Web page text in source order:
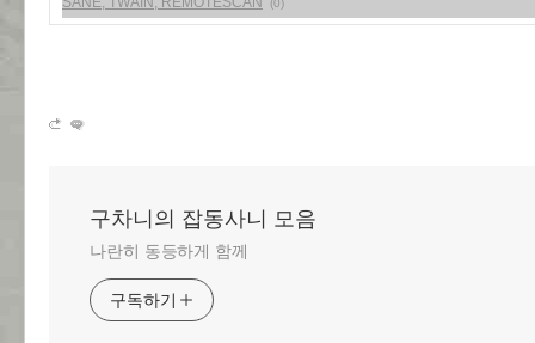
(0)
구차니의 잡동사니 모음
나란히 동등하게 함께
구독하기